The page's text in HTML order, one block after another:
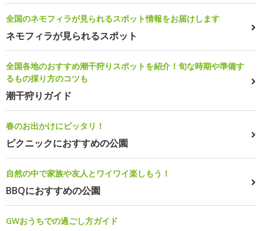
全国のネモフィラが見られるスポット情報をお届けします
ネモフィラが見られるスポット
全国各地のおすすめ潮干狩りスポットを紹介！旬な時期や準備す
るもの採り方のコツも
潮干狩りガイド
春のお出かけにピッタリ！
ピクニックにおすすめの公園
自然の中で家族や友人とワイワイ楽しもう！
BBQにおすすめの公園
GWおうちでの過ごし方ガイド